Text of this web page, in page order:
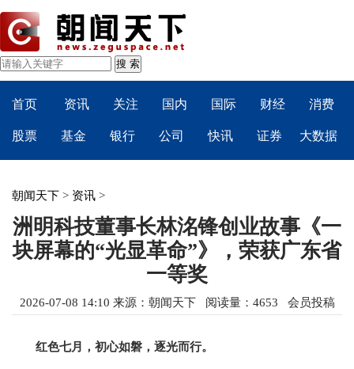
首页 资讯 关注 国内 国际 财经 消费
股票 基金 银行 公司 快讯 证券 大数据
朝闻天下 > 资讯 >
洲明科技董事长林洺锋创业故事《一
块屏幕的“光显革命”》，荣获广东省
一等奖
2026-07-08 14:10 来源： 朝闻天下阅读量：4653 会员投稿
红色七月，初心如磐，逐光而行。